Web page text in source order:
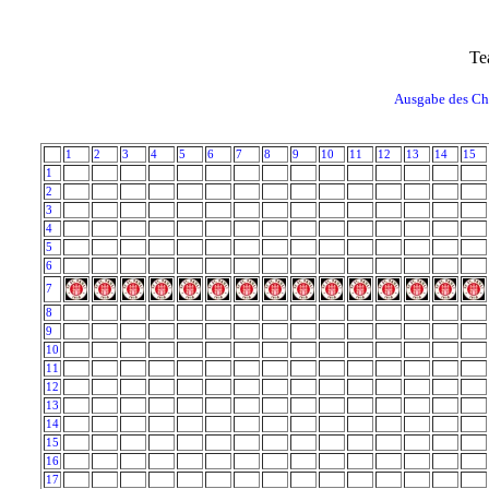
Ausgabe des
1 2 3 4 5 6 7 8 9 10 11 12 13 14
15
1
2
3
4
5
6
7
8
9
10
11
12
13
14
15
16
17